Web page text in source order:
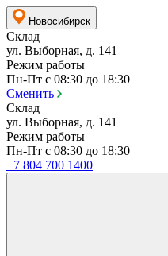
Новосибирск
Склад
ул. Выборная, д. 141
Режим работы
Пн-Пт с 08:30 до 18:30
Сменить
Склад
ул. Выборная, д. 141
Режим работы
Пн-Пт с 08:30 до 18:30
+7 804 700 1400